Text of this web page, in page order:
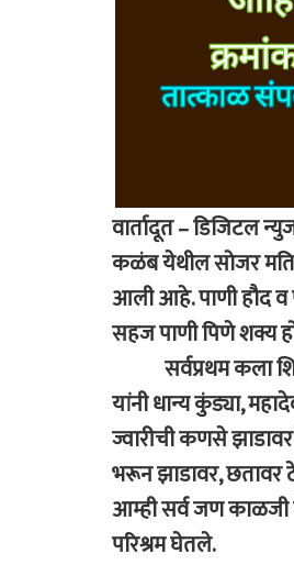
वार्तादूत – डिजिटल
कळंब येथील सोजर
आली आहे. पाणी हौद व
सहज पाणी पिणे शक्य
सर्वप्रथम कला
यांनी धान्य कुंड्या,
ज्वारीची कणसे
भरून झाडावर, छतावर
आम्ही सर्व जण काळजी
परिश्रम घेतले.